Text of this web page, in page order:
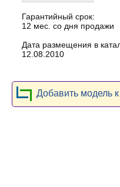
Гарантийный срок:
12 мес. со дня продажи
Дата размещения в
12.08.2010
Добавить модель